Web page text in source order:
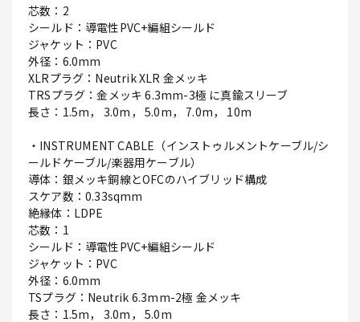
芯数：2
シールド：導電性PVC+編組シールド
ジャケット：PVC
外径：6.0mm
XLRプラグ：Neutrik XLR 金メッキ
TRSプラグ：金メッキ 6.3mm-3極 に真鍮スリーブ
長さ：1.5m， 3.0m， 5.0m， 7.0m， 10m
・INSTRUMENT CABLE（インストゥルメントケーブル/シ
ールドケーブル/楽器用ケーブル）
導体：銀メッキ銅線とOFCのハイブリッド構成
スケア数：0.33sqmm
絶縁体：LDPE
芯数：1
シールド：導電性PVC+編組シールド
ジャケット：PVC
外径：6.0mm
TSプラグ：Neutrik 6.3mm-2極 金メッキ
長さ：1.5m， 3.0m， 5.0m